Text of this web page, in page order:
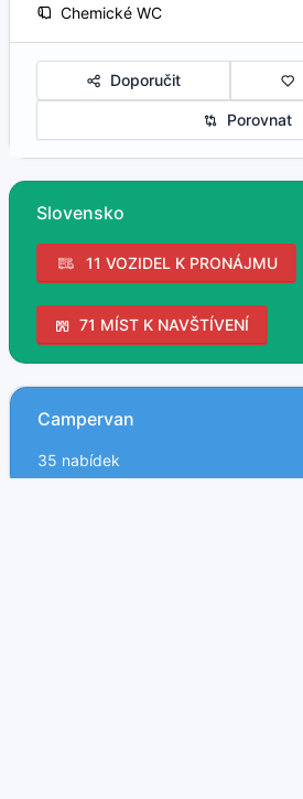
Chemické WC
Doporučit
Porovnat
Slovensko
11 VOZIDEL K PRONÁJMU
71 MÍST K NAVŠTÍVENÍ
Campervan
35 nabídek